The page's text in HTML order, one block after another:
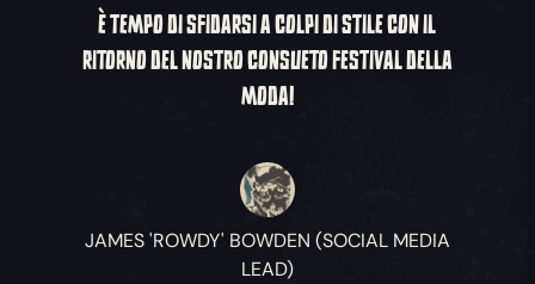
È TEMPO DI SFIDARSI A COLPI DI STILE CON IL
RITORNO DEL NOSTRO CONSUETO FESTIVAL DELLA
MODA!
JAMES 'ROWDY' BOWDEN (SOCIAL MEDIA
LEAD)